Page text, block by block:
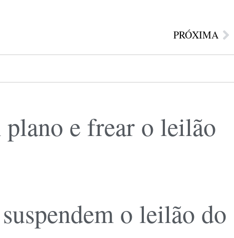
PRÓXIMA
e frear o leilão
o leilão do